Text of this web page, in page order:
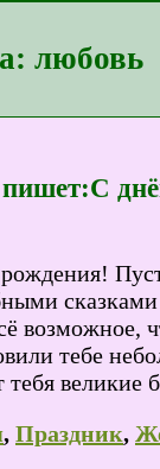
любовь
возможное,
тебе
великие
, Праздник,